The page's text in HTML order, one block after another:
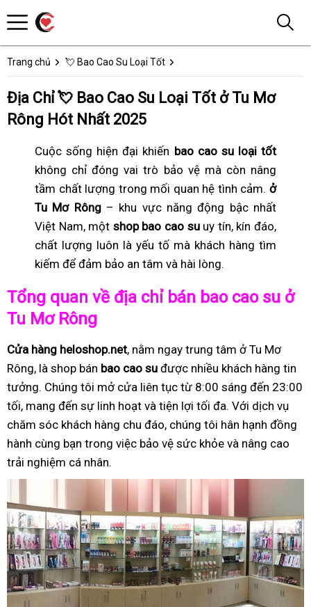
Trang chủ 💘 Bao Cao Su Loại Tốt
Địa Chỉ 💘 Bao Cao Su Loại Tốt ở Tu Mơ
Rông Hót Nhất 2025
Cuộc sống hiện đại khiến bao cao su loại tốt
không chỉ đóng vai trò bảo vệ mà còn nâng
tầm chất lượng trong mối quan hệ tình cảm. ở
Tu Mơ Rông– khu vực năng động bậc nhất
Việt Nam, một shop bao cao suuy tín, kín đáo,
chất lượng luôn là yếu tố mà khách hàng tìm
kiếm để đảm bảo an tâm và hài lòng.
Tổng quan về địa chỉ bán bao cao su ở
Tu Mơ Rông
Cửa hàng heloshop.net, nằm ngay trung tâm ở Tu Mơ
Rông, là shop bán bao cao su được nhiều khách hàng tin
tưởng. Chúng tôi mở cửa liên tục từ 8:00 sáng đến 23:00
tối, mang đến sự linh hoạt và tiện lợi tối đa. Với dịch vụ
chăm sóc khách hàng chu đáo, chúng tôi hân hạnh đồng
hành cùng bạn trong việc bảo vệ sức khỏe và nâng cao
trải nghiệm cá nhân.